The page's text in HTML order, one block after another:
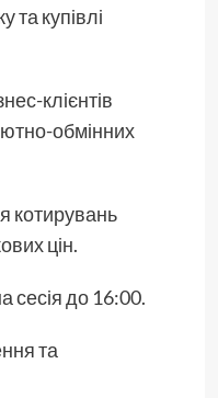
та купівлі
клієнтів
обмінних
котирувань
цін.
сесія до 16:00.
та